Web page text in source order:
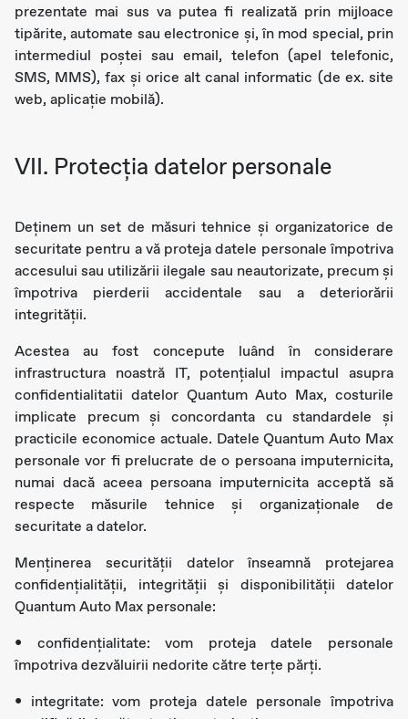
prezentate mai sus va putea fi realizată prin mijloace
tipărite, automate sau electronice şi, în mod special, prin
intermediul poştei sau email, telefon (apel telefonic,
SMS, MMS), fax şi orice alt canal informatic (de ex. site
web, aplicaţie mobilă).
VII. Protecţia datelor personale
Deținem un set de măsuri tehnice și organizatorice de
securitate pentru a vă proteja datele personale împotriva
accesului sau utilizării ilegale sau neautorizate, precum și
împotriva pierderii accidentale sau a deteriorării
integrității.
Acestea au fost concepute luând în considerare
infrastructura noastră IT, potențialul impactul asupra
confidentialitatii datelor Quantum Auto Max, costurile
implicate precum și concordanta cu standardele și
practicile economice actuale. Datele Quantum Auto Max
personale vor fi prelucrate de o persoana imputernicita,
numai dacă aceea persoana imputernicita acceptă să
respecte măsurile tehnice și organizaționale de
securitate a datelor.
Menținerea securității datelor înseamnă protejarea
confidențialității, integrității și disponibilității datelor
Quantum Auto Max personale:
• confidențialitate: vom proteja datele personale
împotriva dezvăluirii nedorite către terțe părți.
• integritate: vom proteja datele personale împotriva